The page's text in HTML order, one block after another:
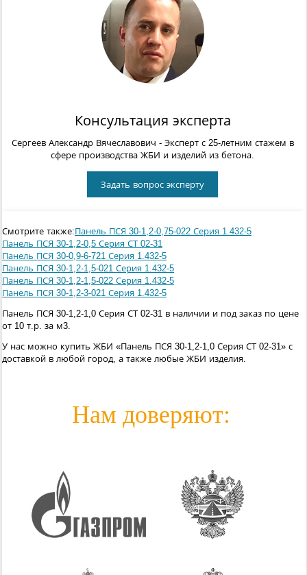
Консультация эксперта
Сергеев Александр Вячеславович - Эксперт с 25-летним стажем в
сфере производства ЖБИ и изделий из бетона.
Задать вопрос эксперту
Смотрите также:Панель ПСЯ 30-1,2-0,75-022 Серия 1.432-5
Панель ПСЯ 30-1,2-0,5 Серия СТ 02-31
Панель ПСЯ 30-0,9-6-721 Серия 1.432-5
Панель ПСЯ 30-1,2-1,5-021 Серия 1.432-5
Панель ПСЯ 30-1,2-1,5-022 Серия 1.432-5
Панель ПСЯ 30-1,2-3-021 Серия 1.432-5
Панель ПСЯ 30-1,2-1,0 Серия СТ 02-31 в наличии и под заказ по цене
от 10 т.р. за м3.
У нас можно купить ЖБИ «Панель ПСЯ 30-1,2-1,0 Серия СТ 02-31» с
доставкой в любой город, а также любые ЖБИ изделия.
Нам доверяют: